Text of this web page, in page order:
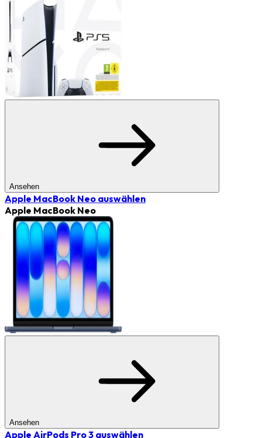
Ansehen
Apple MacBook Neo auswählen
Apple MacBook Neo
Ansehen
Apple AirPods Pro 3 auswählen